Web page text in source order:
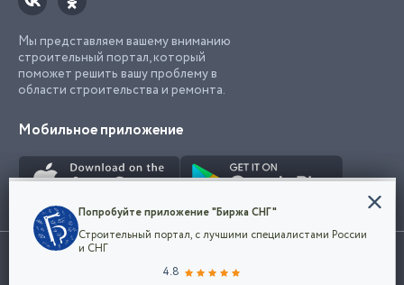
Мы представляем вашему вниманию
строительный портал, который
поможет решить вашу проблему в
области строительства и ремонта.
Мобильное приложение
Использование сайта, в том числе подача объявлений, означает
марки представленные на сайте являются собственностью их
Конфиденциальность
Мы используем файлы cookie, чтобы сделать
наш сайт удобным для каждого
Попробуйте приложение "Биржа СНГ"
Строительный портал, с лучшими специалистами России
и СНГ
4.8